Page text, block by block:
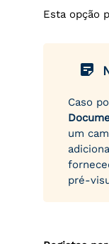
Esta opção
sticky_note_2
Caso
um
pré-